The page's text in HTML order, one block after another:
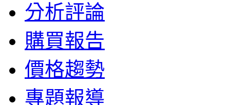
分析評論
購買報告
價格趨勢
專題報導